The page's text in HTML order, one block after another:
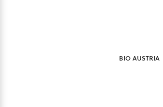
bio austria